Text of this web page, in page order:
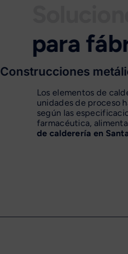
Construcciones
Los elementos de
unidades de proceso
según las
farmacéutica,
de calderería en